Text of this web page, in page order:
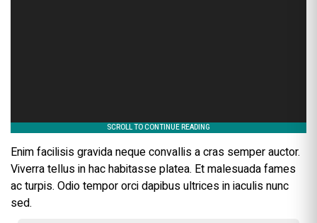
Enim facilisis gravida neque convallis a cras semper auctor.
Viverra tellus in hac habitasse platea. Et malesuada fames
ac turpis. Odio tempor orci dapibus ultrices in iaculis nunc
sed.